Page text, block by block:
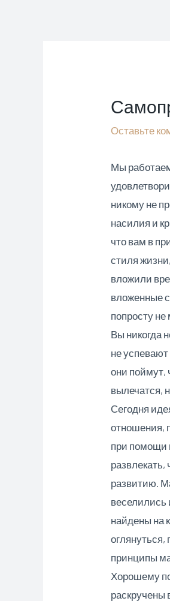
Оставьте
Мы
никому не
насилия и
что вам в
стиля
вложили
вложенные
попросту
Вы никогда
не
они поймут,
вылечатся,
Сегодня
отношения,
при помощи
развитию.
веселились
найдены на
принципы
Хорошему
раскручены